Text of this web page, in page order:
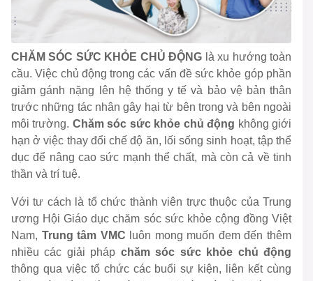
CHĂM SÓC SỨC KHỎE CHỦ ĐỘNG là xu hướng toàn
cầu. Việc chủ động trong các vấn đề sức khỏe góp phần
giảm gánh nặng lên hệ thống y tế và bảo vệ bản thân
trước những tác nhân gây hại từ bên trong và bên ngoài
môi trường. Chăm sóc sức khỏe chủ động không giới
hạn ở việc thay đổi chế độ ăn, lối sống sinh hoạt, tập thể
dục để nâng cao sức mạnh thể chất, mà còn cả về tinh
thần và trí tuệ.
Với tư cách là tổ chức thành viên trực thuộc của Trung
ương Hội Giáo dục chăm sóc sức khỏe cộng đồng Việt
Nam, Trung tâm VMC luôn mong muốn đem đến thêm
nhiều các giải pháp chăm sóc sức khỏe chủ động
thông qua việc tổ chức các buổi sự kiện, liên kết cùng